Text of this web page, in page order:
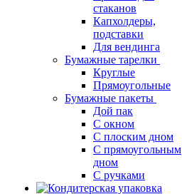
стаканов
Капхолдеры,
подставки
Для вендинга
Бумажные тарелки
Круглые
Прямоугольные
Бумажные пакеты
Дой пак
С окном
С плоским дном
С прямоугольным
дном
С ручками